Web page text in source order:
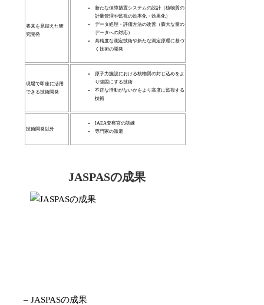
将来を見据えた研
究開発
新たな保障措置システムの設計（核物質の
計量管理や監視の効率化・効果化）
データ処理・評価方法の改善（膨大な量の
データへの対応）
高精度な測定技術や新たな測定原理に基づ
く技術の開発
現場で即座に活用
できる技術開発
原子力施設における核物質の封じ込めをよ
り強固にする技術
不正な活動がないかをより高度に監視する
技術
技術開発以外
IAEA査察官の訓練
専門家の派遣
JASPASの成果
– JASPASの成果